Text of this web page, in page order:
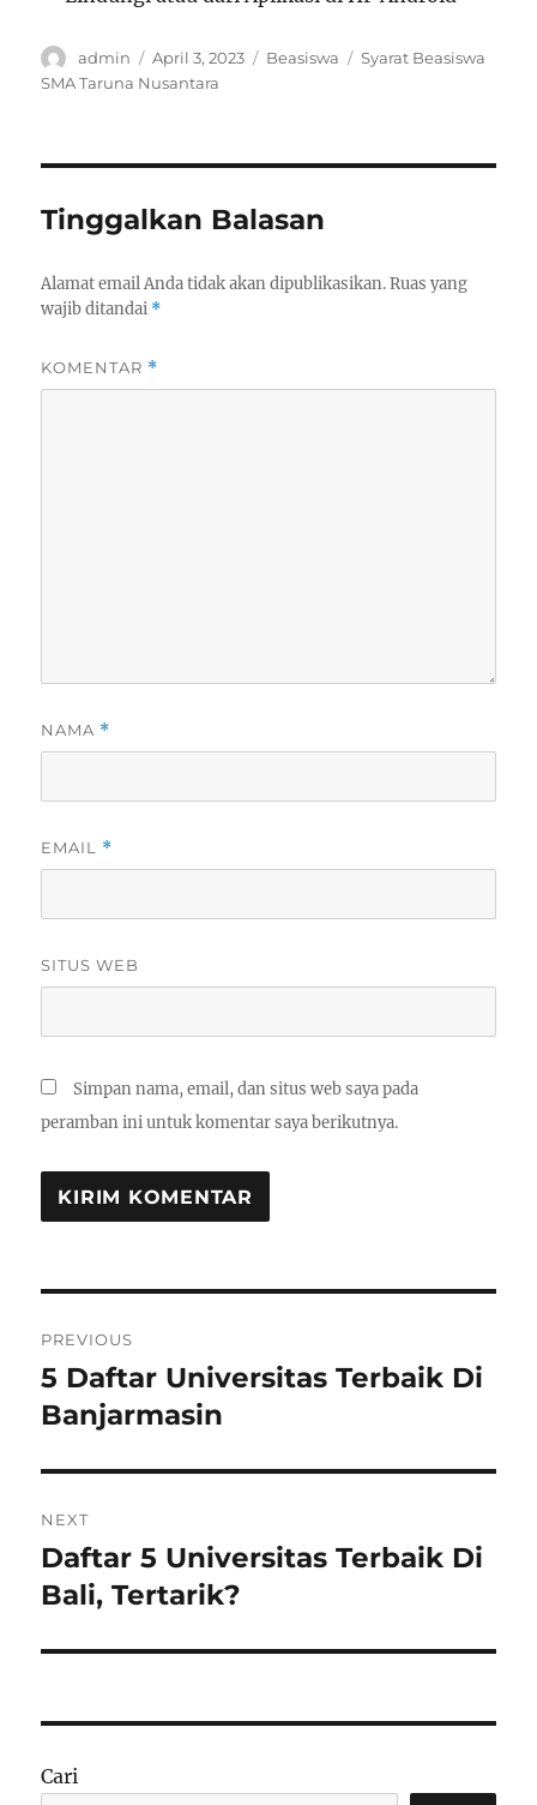
Author
admin
Posted
on
April 3, 2023 Categories
Beasiswa Tags
Syarat Beasiswa
SMA Taruna Nusantara
Tinggalkan Balasan
Alamat email Anda tidak akan dipublikasikan. Ruas yang
wajib ditandai *
KOMENTAR *
NAMA *
EMAIL *
SITUS WEB
Simpan nama, email, dan situs web saya pada
peramban ini untuk komentar saya berikutnya.
pos
PREVIOUS
Previous
post:
5 Daftar Universitas Terbaik Di
Banjarmasin
NEXT
Next
post:
Daftar 5 Universitas Terbaik Di
Bali, Tertarik?
Cari